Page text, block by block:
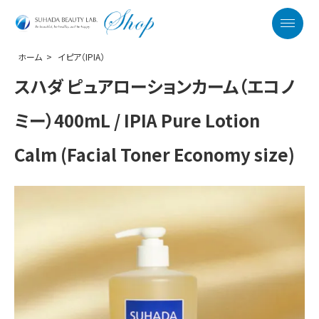
SUHADA BEAUTY LAB. OFFICIAL WEB
Menu
ホーム > イピア（IPIA）
スハダ ピュアローションカーム（エコノ
ミー）400mL / IPIA Pure Lotion
Calm (Facial Toner Economy size)